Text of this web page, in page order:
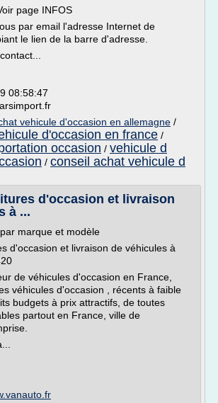
page INFOS
par email l'adresse Internet de
le lien de la barre d'adresse.
08:58:47
vehicule d'occasion en allemagne /
d'occasion en france /
occasion / vehicule d
/ conseil achat vehicule d
d'occasion et livraison
à ...
marque et modèle
d'occasion et livraison de véhicules à
de véhicules d'occasion en France,
véhicules d'occasion , récents à faible
budgets à prix attractifs, de toutes
partout en France, ville de